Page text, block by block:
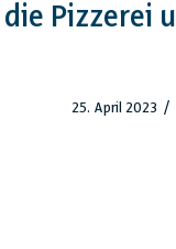
die Pizzerei
25. April 2023 /